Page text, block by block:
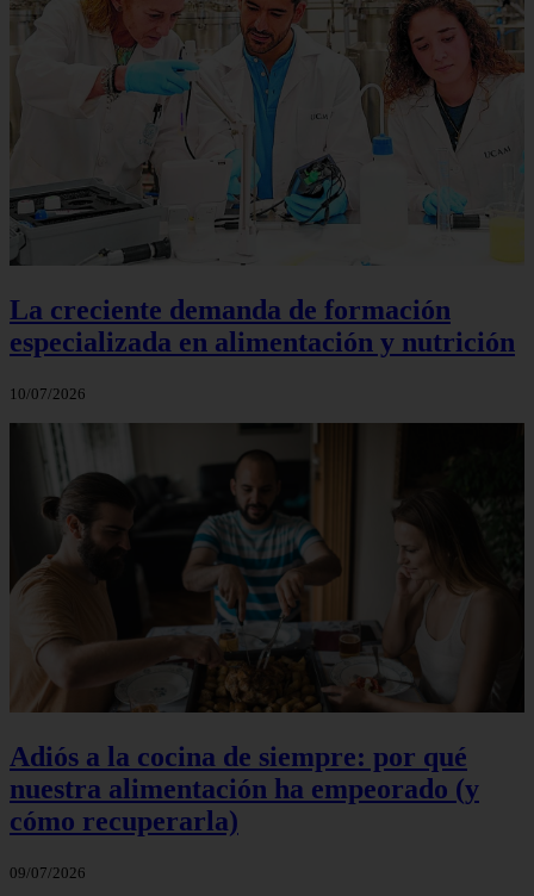
La creciente demanda de formación
especializada en alimentación y nutrición
10/07/2026
Adiós a la cocina de siempre: por qué
nuestra alimentación ha empeorado (y
cómo recuperarla)
09/07/2026